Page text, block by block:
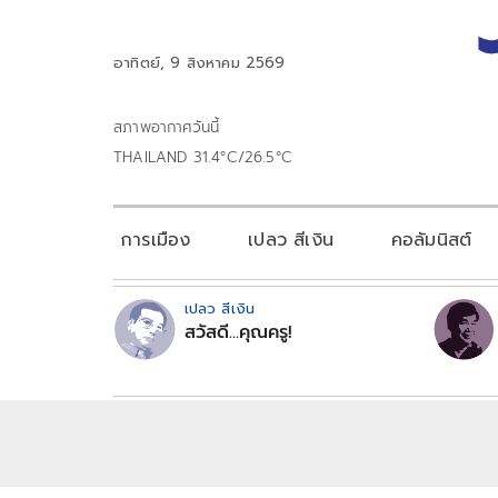
อาทิตย์, 9 สิงหาคม 2569
สภาพอากาศวันนี้
THAILAND 31.4°C/26.5°C
การเมือง เปลว สีเงิน คอลัมนิสต์
เปลว สีเงิน
สวัสดี...คุณครู!